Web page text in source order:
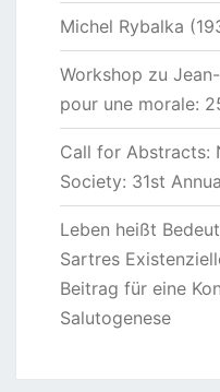
Michel Rybalka
Workshop zu
pour une morale:
Call for Abstracts:
Society: 31st
Leben heißt
Sartres
Beitrag für eine
Salutogenese